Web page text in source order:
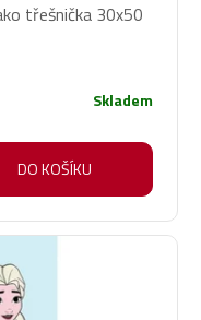
třešnička 30x50
Skladem
DO KOŠÍKU